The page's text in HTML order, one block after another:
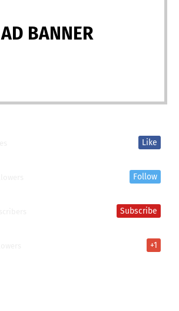
AD BANNER
Like
Follow
Subscribe
+1